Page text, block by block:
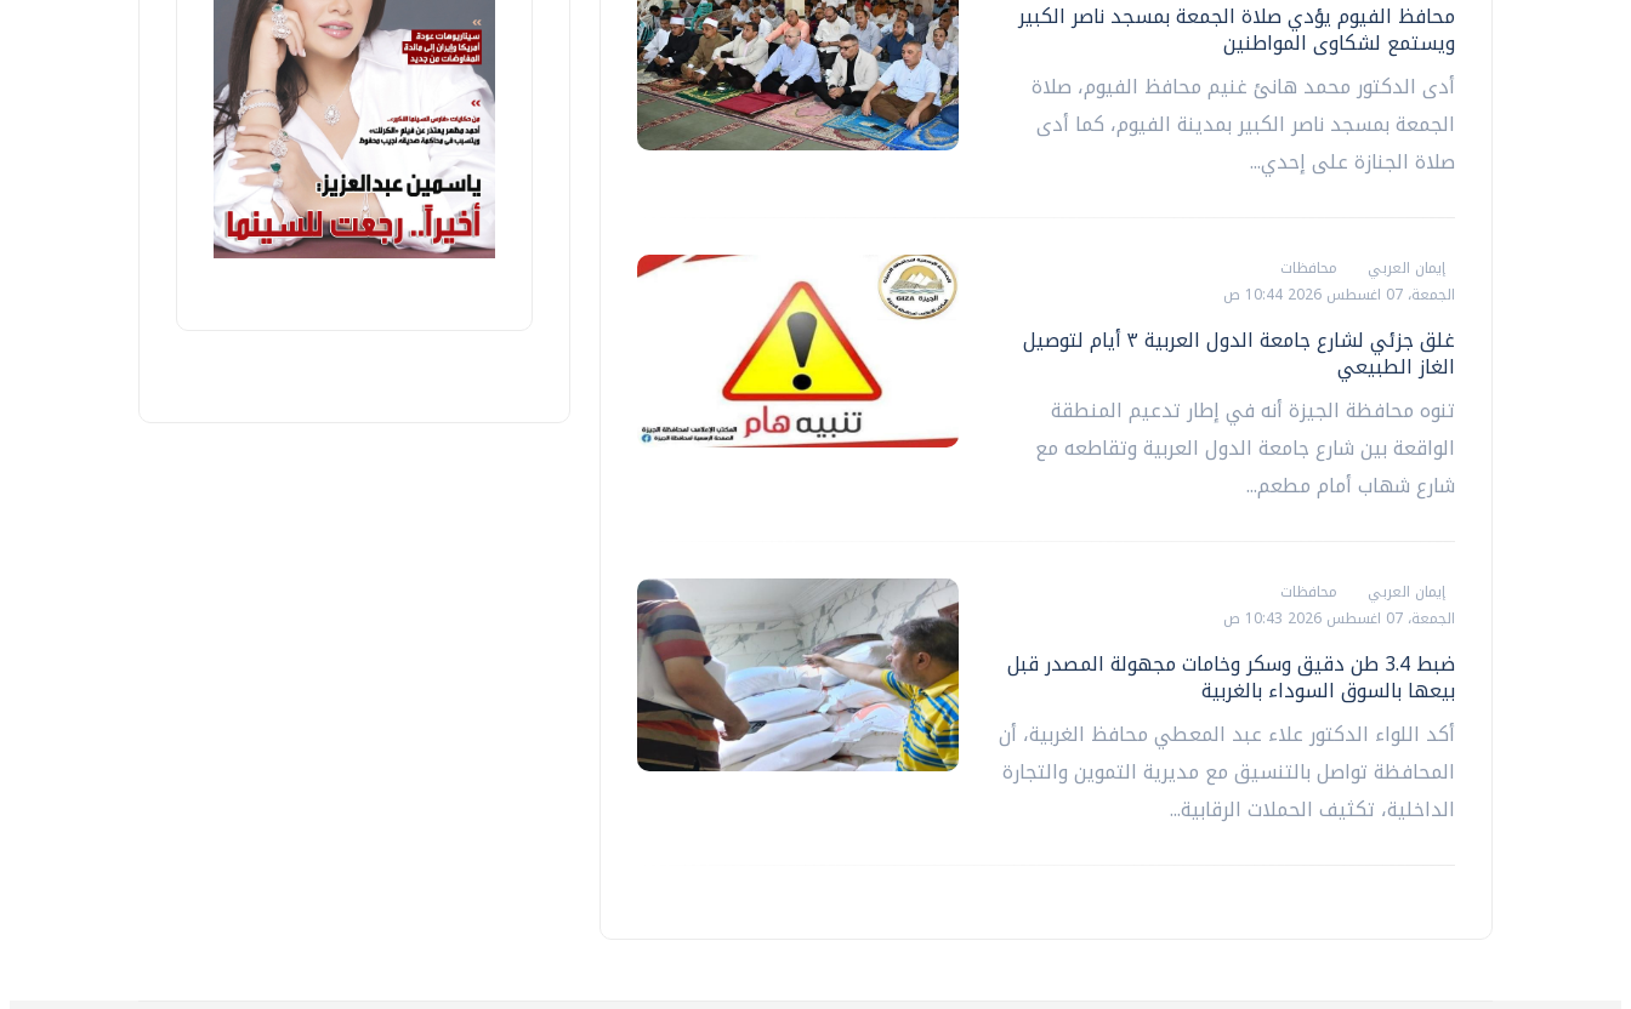
محافظ الفيوم يؤدي صلاة الجمعة بمسجد ناصر الكبير
ويستمع لشكاوى المواطنين
أدى الدكتور محمد هانئ غنيم محافظ الفيوم، صلاة
الجمعة بمسجد ناصر الكبير بمدينة الفيوم، كما أدى
صلاة الجنازة على إحدي...
إيمان العربي
محافظات
الجمعة، 07 اغسطس 2026 10:44 ص
غلق جزئي لشارع جامعة الدول العربية ٣ أيام لتوصيل
الغاز الطبيعي
تنوه محافظة الجيزة أنه في إطار تدعيم المنطقة
الواقعة بين شارع جامعة الدول العربية وتقاطعه مع
شارع شهاب أمام مطعم...
إيمان العربي
محافظات
الجمعة، 07 اغسطس 2026 10:43 ص
ضبط 3.4 طن دقيق وسكر وخامات مجهولة المصدر قبل
بيعها بالسوق السوداء بالغربية
أكد اللواء الدكتور علاء عبد المعطي محافظ الغربية، أن
المحافظة تواصل بالتنسيق مع مديرية التموين والتجارة
الداخلية، تكثيف الحملات الرقابية...